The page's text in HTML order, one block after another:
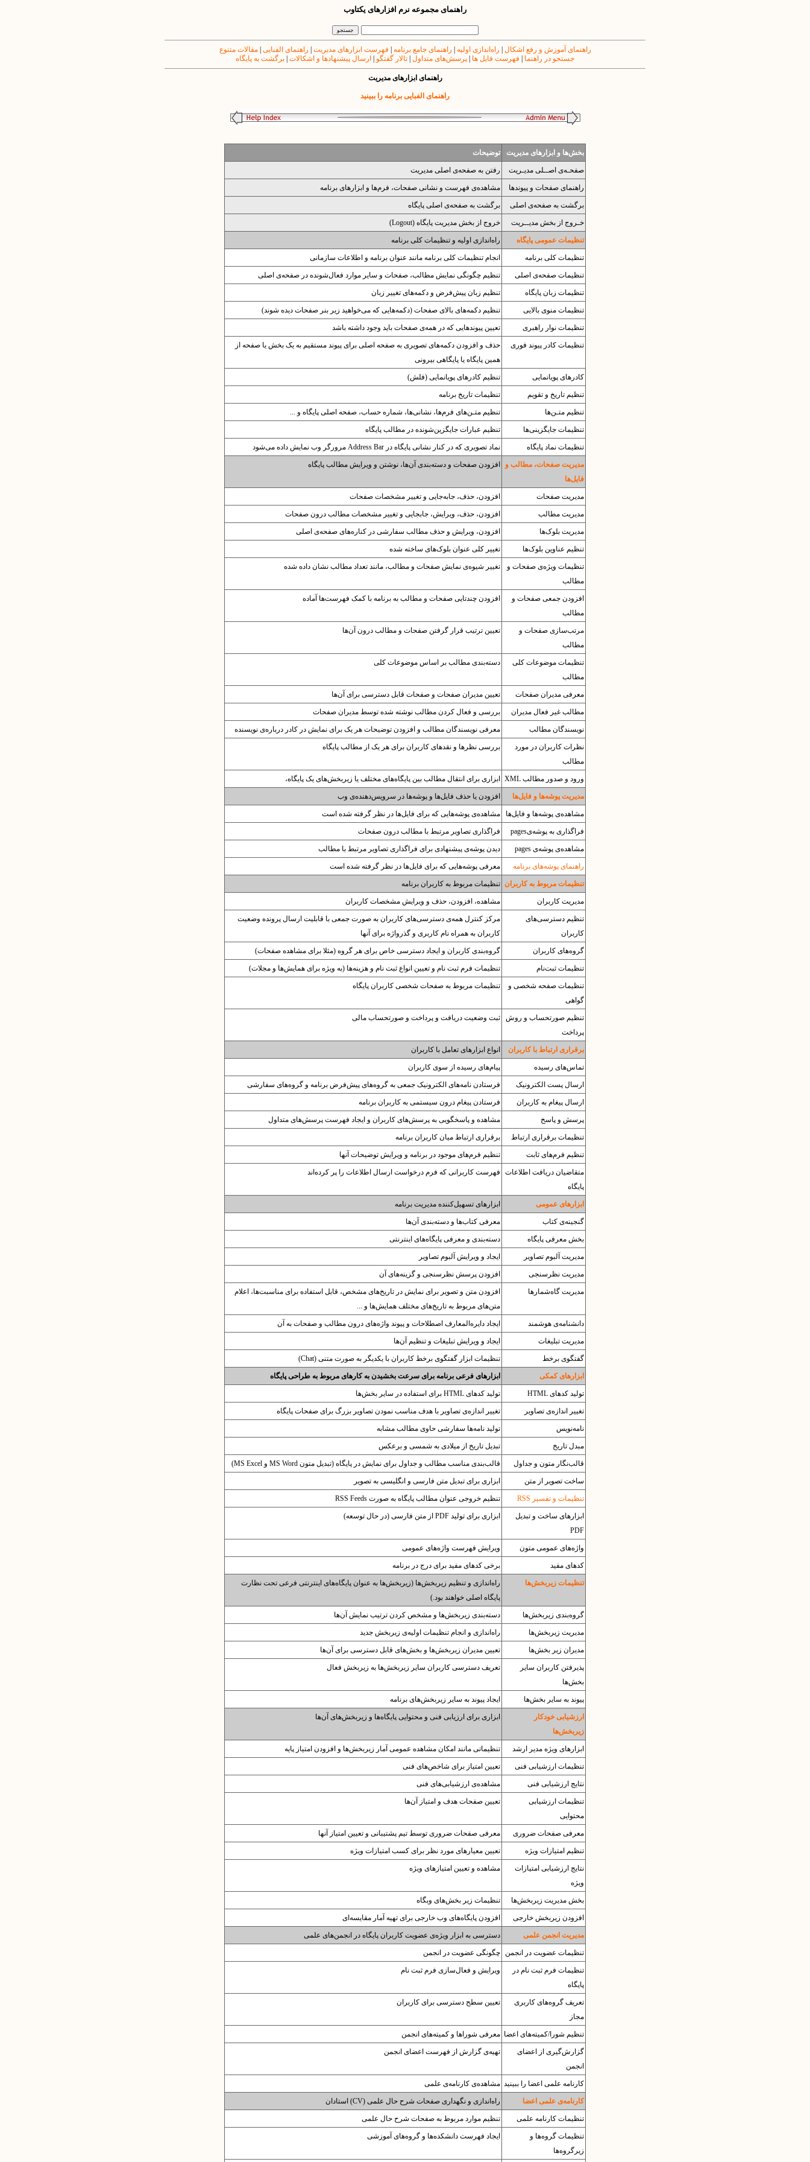
راهنمای مجموعه نرم افزارهای یکتاوب
راهنمای آموزش و رفع اشکال راه‌اندازی اولیه راهنمای جامع برنامه فهرست ابزارهای مدیریت راهنمای الفبایی |مقالات متنوع
جستجو در راهنما
فهرست فایل ها پرسش‌های متداول تالار گفتگو ارسال پیشنهادها و اشکالات برگشت به پایگاه
راهنمای ابزارهای مدیریت
راهنمای الفبایی برنامه را ببینید
بخش‌ها و ابزارهای مدیریت توضیحات
صفحـه‌ی اصــلی مدیـریت رفتن به صفحه‌ی اصلی مدیریت
راهنمای صفحات و پیوندها مشاهده‌ی فهرست و نشانی صفحات، فرم‌ها و ابزارهای برنامه
برگشت به صفحه‌ی اصلی برگشت به صفحه‌ی اصلی پایگاه
خـروج از بخش مدیــریت خروج از بخش مدیریت پایگاه (Logout)
تنظیمات عمومی پایگاه راه‌اندازی اولیه و تنظیمات کلی برنامه
تنظیمات کلی برنامه انجام تنظیمات کلی برنامه مانند عنوان برنامه و اطلاعات سازمانی
تنظیمات صفحه‌ی اصلی تنظیم چگونگی نمایش مطالب، صفحات و سایر موارد فعال‌شونده در صفحه‌ی اصلی
تنظیمات زبان پایگاه تنظیم زبان پیش‌فرض و دکمه‌های تغییر زبان
تنظیمات منوی بالایی تنظیم دکمه‌های بالای صفحات (دکمه‌هایی که می‌خواهید زیر بنر صفحات دیده شوند)
تنظیمات نوار راهبری تعیین پیوندهایی که در همه‌ی صفحات باید وجود داشته باشد
تنظیمات کادر پیوند فوری
حذف و افزودن دکمه‌های تصویری به صفحه اصلی برای پیوند مستقیم به یک بخش یا صفحه از
همین پایگاه یا پایگاهی بیرونی
کادرهای پویانمایی تنظیم کادرهای پویانمایی (فلش)
تنظیم تاریخ و تقویم تنظیمات تاریخ برنامه
تنظیم متـن‌ها تنظیم متـن‌های فرم‌ها، نشانی‌ها، شماره حساب، صفحه اصلی پایگاه و ...
تنظیمات جایگزینی‌ها تنظیم عبارات جایگزین‌شونده در مطالب پایگاه
تنظیمات نماد پایگاه نماد تصویری که در کنار نشانی پایگاه در Address Bar مرورگر وب نمایش داده می‌شود
مدیریت صفحات، مطالب و
فایل‌ها
افزودن صفحات و دسته‌بندی آن‌ها، نوشتن و ویرایش مطالب پایگاه
مدیریت صفحات افزودن، حذف، جابه‌جایی و تغییر مشخصات صفحات
مدیریت مطالب افزودن، حذف، ویرایش، جابجایی و تغییر مشخصات مطالب درون صفحات
مدیریت بلوک‌ها افزودن، ویرایش و حذف مطالب سفارشی در کناره‌های صفحه‌ی اصلی
تنظیم عناوین بلوک‌ها تغییر کلی عنوان بلوک‌های ساخته شده
تنظیمات وی‍ژه‌ی صفحات و
مطالب
تغییر شیوه‌ی نمایش صفحات و مطالب، مانند تعداد مطالب نشان داده شده
افزودن جمعی صفحات و
مطالب
افزودن چندتایی صفحات و مطالب به برنامه با کمک فهرست‌ها آماده
مرتب‌سازی صفحات و
مطالب
تعیین ترتیب قرار گرفتن صفحات و مطالب درون آن‌ها
تنظیمات موضوعات کلی
مطالب
دسته‌بندی مطالب بر اساس موضوعات کلی
معرفی مدیران صفحات تعیین مدیران صفحات و صفحات قابل دسترسی برای آن‌ها
مطالب غیر فعال مدیران بررسی و فعال کردن مطالب نوشته شده توسط مدیران صفحات
نویسندگان مطالب معرفی نویسندگان مطالب و افزودن توضیحات هر یک برای نمایش در کادر درباره‌ی نویسنده
نظرات کاربران در مورد
مطالب
بررسی نظرها و نقدهای کاربران برای هر یک از مطالب پایگاه
ورود و صدور مطالب XML ابزاری برای انتقال مطالب بین پایگاه‌های مختلف یا زیربخش‌های یک پایگاه،
مدیریت پوشه‌ها و فایل‌ها افزودن یا حذف فایل‌ها و پوشه‌ها در سرویس‌دهنده‌ی وب
مشاهده‌ی پوشه‌ها و فایل‌ها مشاهده‌ی پوشه‌هایی که برای فایل‌ها در نظر گرفته شده است
فراگذاری به پوشه‌یpages فراگذاری تصاویر مرتبط با مطالب درون صفحات
مشاهده‌ی پوشه‌ی pages دیدن پوشه‌ی پیشنهادی برای فراگذاری تصاویر مرتبط با مطالب
راهنمای پوشه‌های برنامه معرفی پوشه‌هایی که برای فایل‌ها در نظر گرفته شده است
تنظیمات مربوط به کاربران تنظیمات مربوط به کاربران برنامه
مدیریت کاربران مشاهده، افزودن، حذف و ویرایش مشخصات کاربران
تنظیم دسترسی‌های
کاربران
مرکز کنترل همه‌ی دسترسی‌های کاربران به صورت جمعی با قابلیت ارسال پرونده وضعیت
کاربران به همراه نام کاربری و گذرواژه برای آنها
گروه‌های کاربران گروه‌بندی کاربران و ایجاد دسترسی خاص برای هر گروه (مثلا برای مشاهده صفحات)
تنظیمات ثبت‌نام تنظیمات فرم ثبت نام و تعیین انواع ثبت نام و هزینه‌ها (به ویژه برای همایش‌ها و مجلات)
تنظیمات صفحه شخصی و
گواهی
تنظیمات مربوط به صفحات شخصی کاربران پایگاه
تنظیم صورتحساب و روش
پرداخت
ثبت وضعیت دریافت و پرداخت و صورتحساب مالی
برقراری ارتباط با کاربران انواع ابزارهای تعامل با کاربران
تماس‌های رسیده پیام‌های رسیده از سوی کاربران
ارسال پست الکترونیک فرستادن نامه‌های الکترونیک جمعی به گروه‌های پیش‌فرض برنامه و گروه‌های سفارشی
ارسال پیغام به کاربران فرستادن پیغام درون سیستمی به کاربران برنامه
پرسش و پاسخ مشاهده و پاسخگویی به پرسش‌های کاربران و ایجاد فهرست پرسش‌های متداول
تنظیمات برقراری ارتباط برقراری ارتباط میان کاربران برنامه
تنظیم فرم‌های ثابت تنظیم فرم‌های موجود در برنامه و ویرایش توضیحات آنها
متقاضیان دریافت اطلاعات
پایگاه
فهرست کاربرانی که فرم درخواست ارسال اطلاعات را پر کرده‌اند
ابزارهای عمومی ابزارهای تسهیل‌کننده مدیریت برنامه
گنجینه‌ی کتاب معرفی کتاب‌ها و دسته‌بندی آن‌ها
بخش معرفی پایگاه دسته‌بندی و معرفی پایگاه‌های اینترنتی
مدیریت آلبوم‌ تصاویر ایجاد و ویرایش آلبوم تصاویر
مدیریت نظرسنجی افزودن پرسش نظرسنجی و گزینه‌های آن
مدیریت گاه‌شمارها
افزودن متن و تصویر برای نمایش در تاریخ‌های مشخص، قابل استفاده برای مناسبت‌ها، اعلام
متن‌های مربوط به تاریخ‌های مختلف همایش‌ها و ...
دانشنامه‌ی هوشمند ایجاد دایره‌المعارف اصطلاحات و پیوند واژه‌های درون مطالب و صفحات به آن
مدیریت تبلیغات ایجاد و ویرایش تبلیغات و تنظیم آن‌ها
گفتگوی برخط تنظیمات ابزار گفتگوی برخط کاربران با یکدیگر به صورت متنی (Chat)
ابزارهای کمکی ابزارهای فرعی برنامه برای سرعت بخشیدن به کارهای مربوط به طراحی پایگاه
تولید کدهای HTML تولید کدهای HTML برای استفاده در سایر بخش‌ها
تغییر اندازه‌ی تصاویر تغییر اندازه‌ی تصاویر با هدف مناسب نمودن تصاویر بزرگ برای صفحات پایگاه
نامه‌نویس تولید نامه‌ها سفارشی حاوی مطالب مشابه
مبدل تاریخ تبدیل تاریخ از میلادی به شمسی و برعکس
قالب‌نگار متون و جداول قالب‌بندی مناسب مطالب و جداول برای نمایش در پایگاه (تبدیل متون MS Word و MS Excel)
ساخت تصویر از متن ابزاری برای تبدیل متن فارسی و انگلیسی به تصویر
تنظیمات و تفسیر RSS تنظیم خروجی عنوان مطالب پایگاه به صورت RSS Feeds
ابزارهای ساخت و تبدیل
PDF
ابزاری برای تولید PDF از متن فارسی (در حال توسعه)
واژه‌های عمومی متون ویرایش فهرست واژه‌های عمومی
کدهای مفید برخی کدهای مفید برای درج در برنامه
تنظیمات زیربخش‌ها‌
راه‌اندازی و تنظیم زیربخش‌ها (زیربخش‌ها به عنوان پایگاه‌های اینترنتی فرعی تحت نظارت
پایگاه اصلی خواهند بود.)
گروه‌بندی زیربخش‌ها دسته‌بندی زیربخش‌ها و مشخص کردن ترتیب نمایش آن‌ها
مدیریت زیربخش‌ها راه‌اندازی و انجام تنظیمات اولیه‌ی زیربخش جدید
مدیران زیر بخش‌ها تعیین مدیران زیر‌بخش‌ها و بخش‌های قابل دسترسی برای آن‌ها
پذیرفتن کاربران سایر
بخش‌ها
تعریف دسترسی کاربران سایر زیربخش‌ها به زیربخش فعال
پیوند به سایر بخش‌ها ایجاد پیوند به سایر زیربخش‌های برنامه
ارزشیابی خودکار
زیربخش‌ها
ابزاری برای ارزیابی فنی و محتوایی پایگاه‌ها و زیربخش‌های آن‌ها
ابزارهای ویژه مدیر ارشد تنظیماتی مانند امکان مشاهده عمومی آمار زیربخش‌ها و افزودن امتیاز پایه
تنظیمات ارزشیابی فنی تعیین امتیاز برای شاخص‌های فنی
نتایج ارزشیابی فنی مشاهده‌ی ارزشیابی‌های فنی
تنظیمات ارزشیابی
محتوایی
تعیین صفحات هدف و امتیاز آن‌ها
معرفی صفحات ضروری معرفی صفحات ضروری توسط تیم پشتیبانی و تعیین امتیاز آنها
تنظیم امتیازات ویژه تعیین معیارهای مورد نظر برای کسب امتیازات ویژه
نتایج ارزشیابی امتیازات
ویژه
مشاهده‌ و تعیین امتیازهای ویژه
بخش مدیریت زیربخش‌ها تنظیمات زیر بخش‌های وبگاه
افزودن زیربخش خارجی افزودن پایگاه‌های وب خارجی برای تهیه آمار مقایسه‌ای
مدیریت انجمن علمی دسترسی به ابزار ویژه‌ی عضویت کاربران پایگاه در انجمن‌های علمی
تنظیمات عضویت در انجمن چگونگی عضویت در انجمن
تنظیمات فرم ثبت نام در
پایگاه
ویرایش و فعال‌سازی فرم ثبت نام
تعریف گروه‌های کاربری
مجاز
تعیین سطح دسترسی برای کاربران
تنظیم شورا/کمیته‌های اعضا معرفی شوراها و کمیته‌های انجمن
گزارش‌گیری از اعضای
انجمن
تهیه‌ی گزارش از فهرست اعضای انجمن
کارنامه علمی اعضا را ببینید مشاهده‌ی کارنامه‌ی علمی
کارنامه‌ی علمی اعضا راه‌اندازی و نگهداری صفحات شرح حال علمی (CV) استادان
تنظیمات کارنامه علمی تنظیم موارد مربوط به صفحات شرح حال علمی
تنظیمات گروه‌ها و
زیرگروه‌ها
ایجاد فهرست دانشکده‌ها و گروه‌های آموزشی